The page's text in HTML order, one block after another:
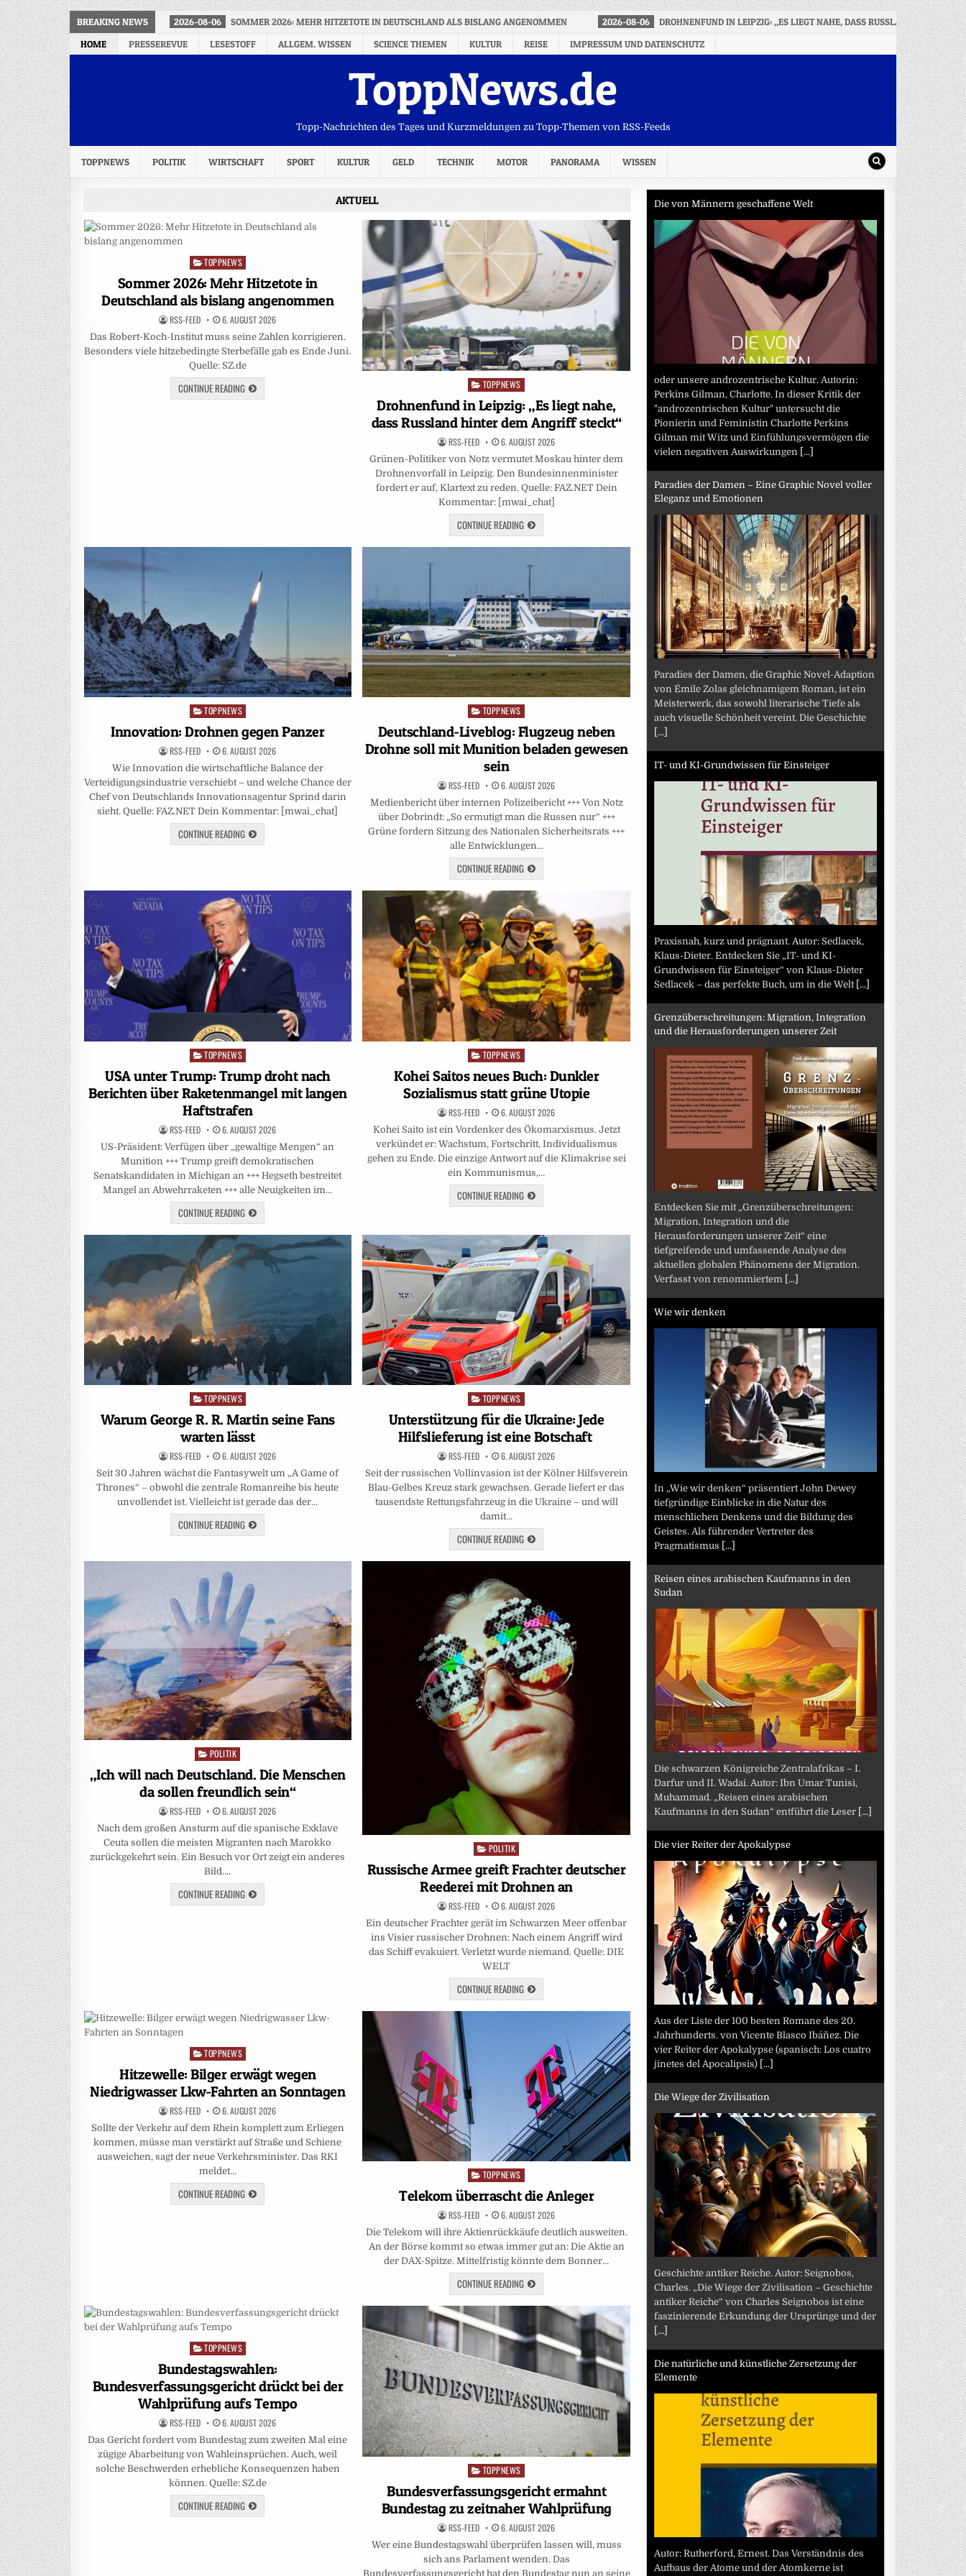
BREAKING NEWS 2026-08-06 SOMMER 2026: MEHR HITZETOTE IN DEUTSCHLAND ALS BISLANG ANGENOMMEN 2026-08-06
DROHNENFUND IN LEIPZIG: „ES LIEGT NAHE, DASS RUSSLAND HINTER
HOME
PRESSEREVUE LESESTOFF ALLGEM. WISSEN SCIENCE THEMEN KULTUR REISE IMPRESSUM UND DATENSCHUTZ
ToppNews.de
Topp-Nachrichten des Tages und Kurzmeldungen zu Topp-Themen von RSS-Feeds
TOPPNEWS POLITIK WIRTSCHAFT SPORT KULTUR GELD TECHNIK MOTOR PANORAMA WISSEN
AKTUELL
Posted
in
TOPPNEWS
Sommer 2026: Mehr Hitzetote in
Deutschland als bislang angenommen
RSS-FEED 6. AUGUST 2026
Das Robert-Koch-Institut muss seine Zahlen korrigieren.
Besonders viele hitzebedingte Sterbefälle gab es Ende Juni.
Quelle: SZ.de
CONTINUE READING
Posted
TOPPNEWS
Drohnenfund in Leipzig: „Es liegt nahe,
dass Russland hinter dem Angriff steckt“
RSS-FEED 6. AUGUST 2026
Grünen-Politiker von Notz vermutet Moskau hinter dem
Drohnenvorfall in Leipzig. Den Bundesinnenminister
fordert er auf, Klartext zu reden. Quelle: FAZ.NET Dein
Kommentar: [mwai_chat]
CONTINUE READING
Posted
in
TOPPNEWS
Innovation: Drohnen gegen Panzer
RSS-FEED 6. AUGUST 2026
Wie Innovation die wirtschaftliche Balance der
Verteidigungsindustrie verschiebt – und welche Chance der
Chef von Deutschlands Innovationsagentur Sprind darin
sieht. Quelle: FAZ.NET Dein Kommentar: [mwai_chat]
CONTINUE READING
Posted
in
TOPPNEWS
Deutschland-Liveblog: Flugzeug neben
Drohne soll mit Munition beladen gewesen
sein
RSS-FEED 6. AUGUST 2026
Medienbericht über internen Polizeibericht +++ Von Notz
über Dobrindt: „So ermutigt man die Russen nur“ +++
Grüne fordern Sitzung des Nationalen Sicherheitsrats +++
alle Entwicklungen…
CONTINUE READING
Posted
TOPPNEWS
USA unter Trump: Trump droht nach
Berichten über Raketenmangel mit langen
Haftstrafen
RSS-FEED 6. AUGUST 2026
US-Präsident: Verfügen über „gewaltige Mengen“ an
Munition +++ Trump greift demokratischen
Senatskandidaten in Michigan an +++ Hegseth bestreitet
Mangel an Abwehrraketen +++ alle Neuigkeiten im…
CONTINUE READING
Posted
TOPPNEWS
Kohei Saitos neues Buch: Dunkler
Sozialismus statt grüne Utopie
RSS-FEED 6. AUGUST 2026
Kohei Saito ist ein Vordenker des Ökomarxismus. Jetzt
verkündet er: Wachstum, Fortschritt, Individualismus
gehen zu Ende. Die einzige Antwort auf die Klimakrise sei
ein Kommunismus,…
CONTINUE READING
Posted
in
TOPPNEWS
Warum George R. R. Martin seine Fans
warten lässt
RSS-FEED 6. AUGUST 2026
Seit 30 Jahren wächst die Fantasywelt um „A Game of
Thrones“ – obwohl die zentrale Romanreihe bis heute
unvollendet ist. Vielleicht ist gerade das der…
CONTINUE READING
Posted
TOPPNEWS
Unterstützung für die Ukraine: Jede
Hilfslieferung ist eine Botschaft
RSS-FEED 6. AUGUST 2026
Seit der russischen Vollinvasion ist der Kölner Hilfsverein
Blau-Gelbes Kreuz stark gewachsen. Gerade liefert er das
tausendste Rettungsfahrzeug in die Ukraine – und will
damit…
CONTINUE READING
Posted
POLITIK
„Ich will nach Deutschland. Die Menschen
da sollen freundlich sein“
RSS-FEED 6. AUGUST 2026
Nach dem großen Ansturm auf die spanische Exklave
Ceuta sollen die meisten Migranten nach Marokko
zurückgekehrt sein. Ein Besuch vor Ort zeigt ein anderes
Bild….
CONTINUE READING
Posted
POLITIK
Russische Armee greift Frachter deutscher
Reederei mit Drohnen an
RSS-FEED 6. AUGUST 2026
Ein deutscher Frachter gerät im Schwarzen Meer offenbar
ins Visier russischer Drohnen: Nach einem Angriff wird
das Schiff evakuiert. Verletzt wurde niemand. Quelle: DIE
WELT
CONTINUE READING
Posted
in
TOPPNEWS
Hitzewelle: Bilger erwägt wegen
Niedrigwasser Lkw-Fahrten an Sonntagen
RSS-FEED 6. AUGUST 2026
Sollte der Verkehr auf dem Rhein komplett zum Erliegen
kommen, müsse man verstärkt auf Straße und Schiene
ausweichen, sagt der neue Verkehrsminister. Das RKI
meldet…
CONTINUE READING
Posted
TOPPNEWS
Telekom überrascht die Anleger
RSS-FEED 6. AUGUST 2026
Die Telekom will ihre Aktienrückkäufe deutlich ausweiten.
An der Börse kommt so etwas immer gut an: Die Aktie an
der DAX-Spitze. Mittelfristig könnte dem Bonner…
CONTINUE READING
Posted
in
TOPPNEWS
Bundestagswahlen:
Bundesverfassungsgericht drückt bei der
Wahlprüfung aufs Tempo
RSS-FEED 6. AUGUST 2026
Das Gericht fordert vom Bundestag zum zweiten Mal eine
zügige Abarbeitung von Wahleinsprüchen. Auch, weil
solche Beschwerden erhebliche Konsequenzen haben
können. Quelle: SZ.de
CONTINUE READING
Posted
TOPPNEWS
Bundesverfassungsgericht ermahnt
Bundestag zu zeitnaher Wahlprüfung
RSS-FEED 6. AUGUST 2026
Wer eine Bundestagswahl überprüfen lassen will, muss
sich ans Parlament wenden. Das
Bundesverfassungsgericht hat den Bundestag nun an seine
Die von Männern geschaffene Welt
oder unsere androzentrische Kultur. Autorin:
Perkins Gilman, Charlotte. In dieser Kritik der
"androzentrischen Kultur" untersucht die
Pionierin und Feministin Charlotte Perkins
Gilman mit Witz und Einfühlungsvermögen die
vielen negativen Auswirkungen [...]
Paradies der Damen – Eine Graphic Novel voller
Eleganz und Emotionen
Paradies der Damen, die Graphic Novel-Adaption
von Émile Zolas gleichnamigem Roman, ist ein
Meisterwerk, das sowohl literarische Tiefe als
auch visuelle Schönheit vereint. Die Geschichte
[...]
IT- und KI-Grundwissen für Einsteiger
Praxisnah, kurz und prägnant. Autor: Sedlacek,
Klaus-Dieter. Entdecken Sie „IT- und KI-
Grundwissen für Einsteiger“ von Klaus-Dieter
Sedlacek – das perfekte Buch, um in die Welt [...]
Grenzüberschreitungen: Migration, Integration
und die Herausforderungen unserer Zeit
Entdecken Sie mit „Grenzüberschreitungen:
Migration, Integration und die
Herausforderungen unserer Zeit“ eine
tiefgreifende und umfassende Analyse des
aktuellen globalen Phänomens der Migration.
Verfasst von renommiertem [...]
Wie wir denken
In „Wie wir denken“ präsentiert John Dewey
tiefgründige Einblicke in die Natur des
menschlichen Denkens und die Bildung des
Geistes. Als führender Vertreter des
Pragmatismus [...]
Reisen eines arabischen Kaufmanns in den
Sudan
Die schwarzen Königreiche Zentralafrikas – I.
Darfur und II. Wadai. Autor: Ibn Umar Tunisi,
Muhammad. „Reisen eines arabischen
Kaufmanns in den Sudan“ entführt die Leser [...]
Die vier Reiter der Apokalypse
Aus der Liste der 100 besten Romane des 20.
Jahrhunderts. von Vicente Blasco Ibáñez. Die
vier Reiter der Apokalypse (spanisch: Los cuatro
jinetes del Apocalipsis) [...]
Die Wiege der Zivilisation
Geschichte antiker Reiche. Autor: Seignobos,
Charles. „Die Wiege der Zivilisation – Geschichte
antiker Reiche“ von Charles Seignobos ist eine
faszinierende Erkundung der Ursprünge und der
[...]
Die natürliche und künstliche Zersetzung der
Elemente
Autor: Rutherford, Ernest. Das Verständnis des
Aufbaus der Atome und der Atomkerne ist